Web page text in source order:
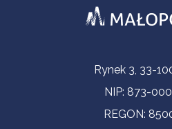
Informacje kontaktowe
Rynek 3, 33-
NIP: 873-
REGON: